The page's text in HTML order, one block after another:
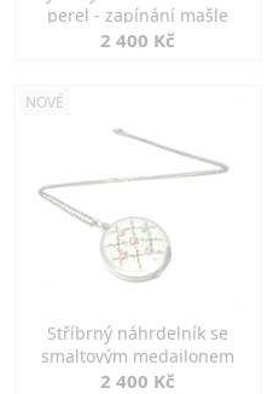
perel - zapínání mašle
2 400 Kč
NOVÉ
Stříbrný náhrdelník se
smaltovým medailonem
2 400 Kč